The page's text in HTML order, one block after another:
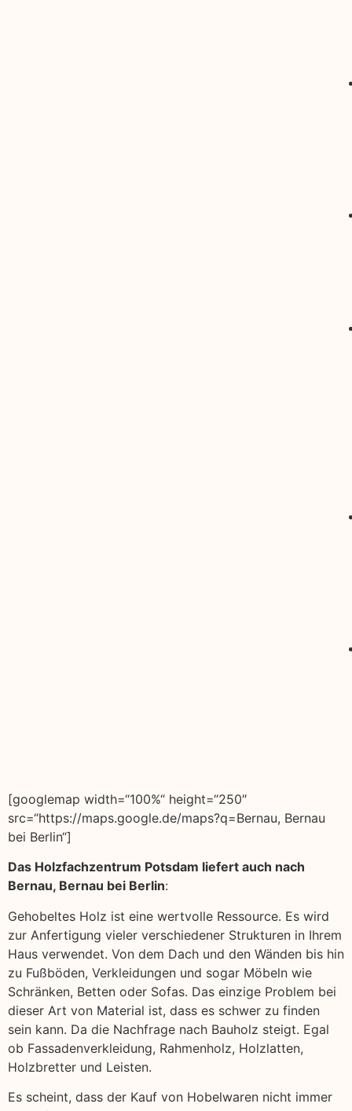
[googlemap width=“100%“ height=“250″
src=“https://maps.google.de/maps?q=Bernau, Bernau
bei Berlin“]
Das Holzfachzentrum Potsdam liefert auch nach
Bernau, Bernau bei Berlin:
Gehobeltes Holz ist eine wertvolle Ressource. Es wird
zur Anfertigung vieler verschiedener Strukturen in Ihrem
Haus verwendet. Von dem Dach und den Wänden bis hin
zu Fußböden, Verkleidungen und sogar Möbeln wie
Schränken, Betten oder Sofas. Das einzige Problem bei
dieser Art von Material ist, dass es schwer zu finden
sein kann. Da die Nachfrage nach Bauholz steigt. Egal
ob Fassadenverkleidung, Rahmenholz, Holzlatten,
Holzbretter und Leisten.
Es scheint, dass der Kauf von Hobelwaren nicht immer